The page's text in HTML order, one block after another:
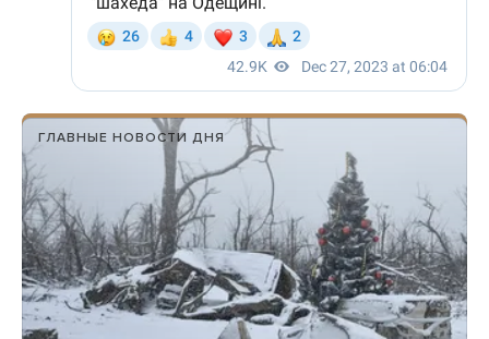
ГЛАВНЫЕ НОВОСТИ ДНЯ